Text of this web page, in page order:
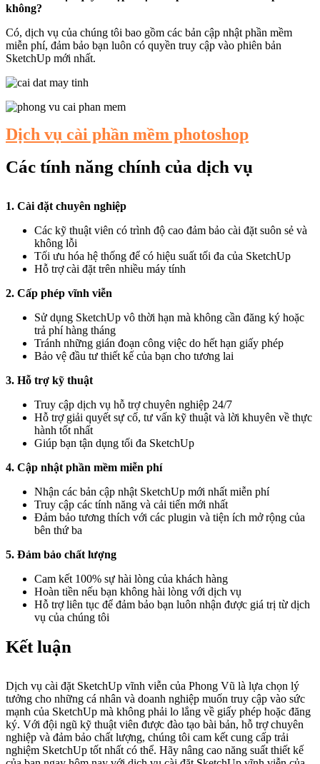
không?
Có, dịch vụ của chúng tôi bao gồm các bản cập nhật phần mềm
miễn phí, đảm bảo bạn luôn có quyền truy cập vào phiên bản
SketchUp mới nhất.
Dịch vụ cài phần mềm photoshop
Các tính năng chính của dịch vụ
1. Cài đặt chuyên nghiệp
Các kỹ thuật viên có trình độ cao đảm bảo cài đặt suôn sẻ và
không lỗi
Tối ưu hóa hệ thống để có hiệu suất tối đa của SketchUp
Hỗ trợ cài đặt trên nhiều máy tính
2. Cấp phép vĩnh viễn
Sử dụng SketchUp vô thời hạn mà không cần đăng ký hoặc
trả phí hàng tháng
Tránh những gián đoạn công việc do hết hạn giấy phép
Bảo vệ đầu tư thiết kế của bạn cho tương lai
3. Hỗ trợ kỹ thuật
Truy cập dịch vụ hỗ trợ chuyên nghiệp 24/7
Hỗ trợ giải quyết sự cố, tư vấn kỹ thuật và lời khuyên về thực
hành tốt nhất
Giúp bạn tận dụng tối đa SketchUp
4. Cập nhật phần mềm miễn phí
Nhận các bản cập nhật SketchUp mới nhất miễn phí
Truy cập các tính năng và cải tiến mới nhất
Đảm bảo tương thích với các plugin và tiện ích mở rộng của
bên thứ ba
5. Đảm bảo chất lượng
Cam kết 100% sự hài lòng của khách hàng
Hoàn tiền nếu bạn không hài lòng với dịch vụ
Hỗ trợ liên tục để đảm bảo bạn luôn nhận được giá trị từ dịch
vụ của chúng tôi
Kết luận
Dịch vụ cài đặt SketchUp vĩnh viễn của Phong Vũ là lựa chọn lý
tưởng cho những cá nhân và doanh nghiệp muốn truy cập vào sức
mạnh của SketchUp mà không phải lo lắng về giấy phép hoặc đăng
ký. Với đội ngũ kỹ thuật viên được đào tạo bài bản, hỗ trợ chuyên
nghiệp và đảm bảo chất lượng, chúng tôi cam kết cung cấp trải
nghiệm SketchUp tốt nhất có thể. Hãy nâng cao năng suất thiết kế